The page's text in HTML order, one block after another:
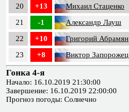
20
+13 Михаил Стаценко
21
-1 Александр Лауш
22
+10 Григорий Абрамян
23
+8 Виктор Запорожец
Гонка 4-я
Начало: 16.10.2019 21:30:00
Завершение: 16.10.2019 22:00:00
Прогноз погоды: Солнечно